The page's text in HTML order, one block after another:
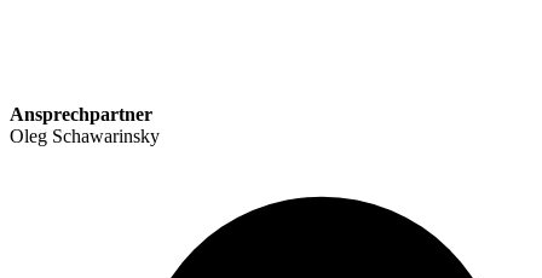
Ansprechpartner
Oleg Schawarinsky